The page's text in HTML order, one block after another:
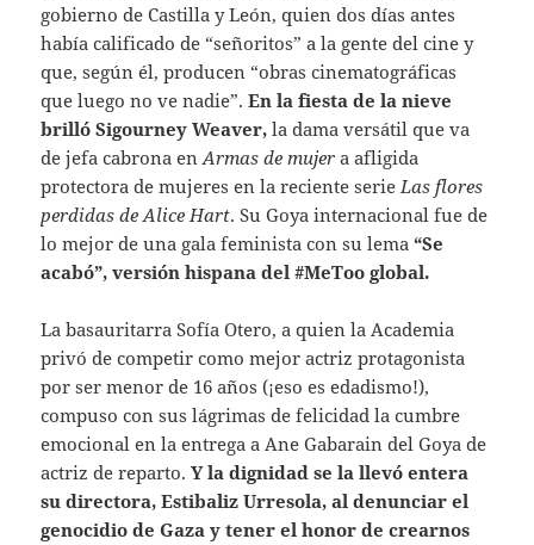
gobierno de Castilla y León, quien dos días antes
había calificado de “señoritos” a la gente del cine y
que, según él, producen “obras cinematográficas
que luego no ve nadie”.En la fiesta de la nieve
brilló Sigourney Weaver, la dama versátil que va
de jefa cabrona enArmas de mujer a afligida
protectora de mujeres en la reciente serieLas flores
perdidas de Alice Hart. Su Goya internacional fue de
lo mejor de una gala feminista con su lema“Se
acabó”, versión hispana del #MeToo global.
La basauritarra Sofía Otero, a quien la Academia
privó de competir como mejor actriz protagonista
por ser menor de 16 años (¡eso es edadismo!),
compuso con sus lágrimas de felicidad la cumbre
emocional en la entrega a Ane Gabarain del Goya de
actriz de reparto.Y la dignidad se la llevó entera
su directora, Estibaliz Urresola, al denunciar el
genocidio de Gaza y tener el honor de crearnos